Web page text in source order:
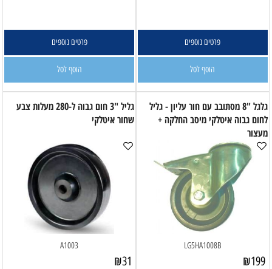
פרטים נוספים
הוסף לסל
פרטים נוספים
הוסף לסל
גלגל "8 מסתובב עם חור עליון - גליל
לחום גבוה איטלקי מיסב החלקה +
מעצור
LG5HA1008B
₪199
גליל "3 חום גבוה ל-280 מעלות צבע
שחור איטלקי
A1003
₪31